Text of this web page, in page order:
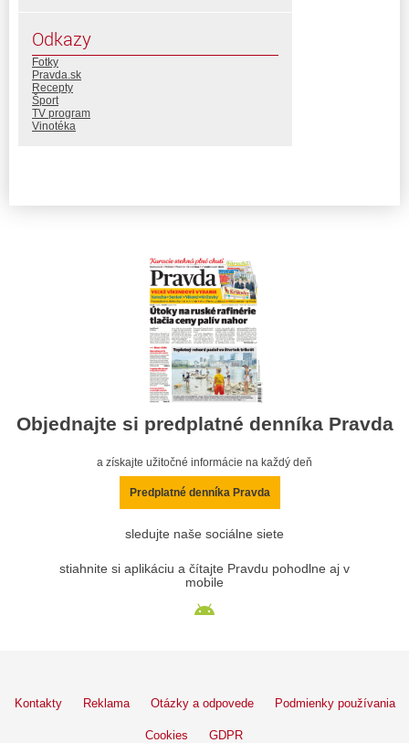
Odkazy
Fotky
Pravda.sk
Recepty
Šport
TV program
Vinotéka
Objednajte si predplatné denníka Pravda
a získajte užitočné informácie na každý deň
Predplatné denníka Pravda
sledujte naše sociálne siete
stiahnite si aplikáciu a čítajte Pravdu pohodlne aj v
mobile
Kontakty Reklama Otázky a odpovede Podmienky používania
Cookies GDPR